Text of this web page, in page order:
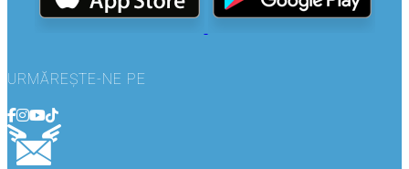
URMĂREȘTE-NE PE